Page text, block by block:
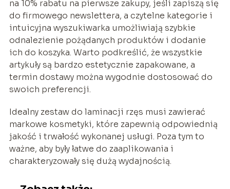
na 10% rabatu na pierwsze zakupy, jeśli zapiszą się
do firmowego newslettera, a czytelne kategorie i
intuicyjna wyszukiwarka umożliwiają szybkie
odnalezienie pożądanych produktów i dodanie
ich do koszyka. Warto podkreślić, że wszystkie
artykuły są bardzo estetycznie zapakowane, a
termin dostawy można wygodnie dostosować do
swoich preferencji.
Idealny zestaw do laminacji rzęs musi zawierać
markowe kosmetyki, które zapewnią odpowiednią
jakość i trwałość wykonanej usługi. Poza tym to
ważne, aby były łatwe do zaaplikowania i
charakteryzowały się dużą wydajnością.